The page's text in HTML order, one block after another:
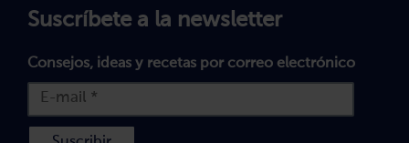
Suscríbete a la newsletter
Consejos, ideas y recetas por correo electrónico